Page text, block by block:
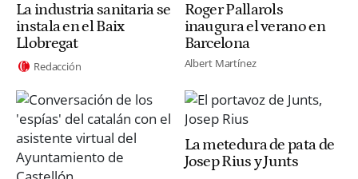
La industria sanitaria se
instala en el Baix
Llobregat
Redacción
Roger Pallarols
inaugura el verano en
Barcelona
Albert Martínez
La metedura de pata de
Josep Rius y Junts